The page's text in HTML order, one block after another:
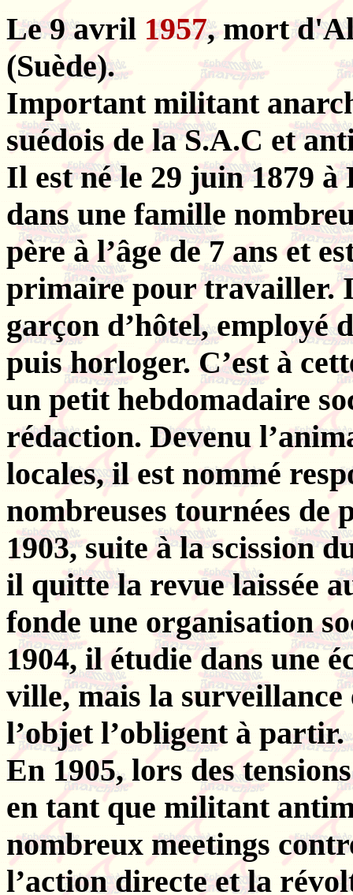
Le 9 avril 1957, mort
(Suède).
Important militant
suédois de la S.A.C et
Il est né le 29 juin 1879 à
dans une famille
père à l’âge de 7 ans et
primaire pour travailler.
garçon d’hôtel, employé
puis horloger. C’est à
un petit hebdomadaire
rédaction. Devenu
locales, il est nommé
nombreuses tournées de
1903, suite à la scission
il quitte la revue laissée
fonde une organisation
1904, il étudie dans une
ville, mais la
l’objet l’obligent à partir.
En 1905, lors des
en tant que militant
nombreux meetings
l’action directe et la